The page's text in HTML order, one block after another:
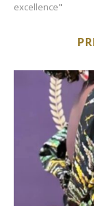
excellence"